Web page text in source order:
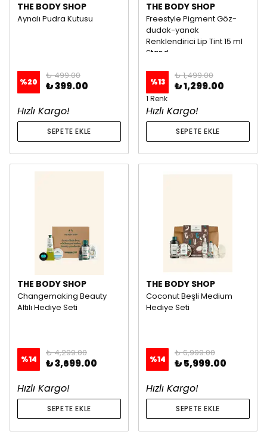
THE BODY SHOP
Aynalı Pudra Kutusu
%20
₺ 499.00
₺ 399.00
Hızlı Kargo!
SEPETE EKLE
THE BODY SHOP
Freestyle Pigment Göz-
dudak-yanak
Renklendirici Lip Tint 15 ml
Stand
%13
₺ 1,499.00
₺ 1,299.00
1 Renk
Hızlı Kargo!
SEPETE EKLE
THE BODY SHOP
Changemaking Beauty
Altılı Hediye Seti
%14
₺ 4,299.00
₺ 3,699.00
Hızlı Kargo!
SEPETE EKLE
THE BODY SHOP
Coconut Beşli Medium
Hediye Seti
%14
₺ 6,999.00
₺ 5,999.00
Hızlı Kargo!
SEPETE EKLE